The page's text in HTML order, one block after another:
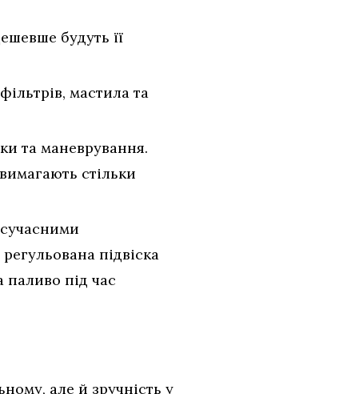
будуть її
мастила та
та маневрування.
стільки
сучасними
підвіска
під час
але й зручність у